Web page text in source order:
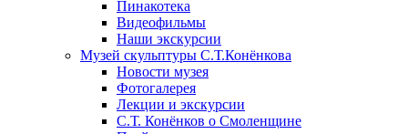
Пинакотека
Видеофильмы
Наши экскурсии
Музей скульптуры С.Т.Конёнкова
Новости музея
Фотогалерея
Лекции и экскурсии
С.Т. Конёнков о Смоленщине